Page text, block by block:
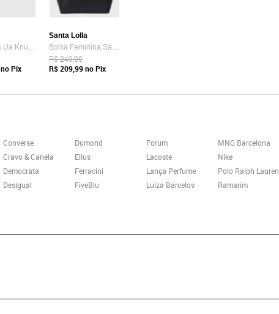
Tênis Vans Ua Knu Skool Bege
no Pix
Santa Lolla
Bolsa Feminina Santa Lolla Tote Preta
R$ 249,90
R$ 209,99no Pix
Converse
Cravo & Canela
Democrata
Desigual
Dumond
Ellus
Ferracini
FiveBlu
Forum
Lacoste
Lança Perfume
Luiza Barcelos
MNG Barcelona
Nike
Polo Ralph Lauren
Ramarim